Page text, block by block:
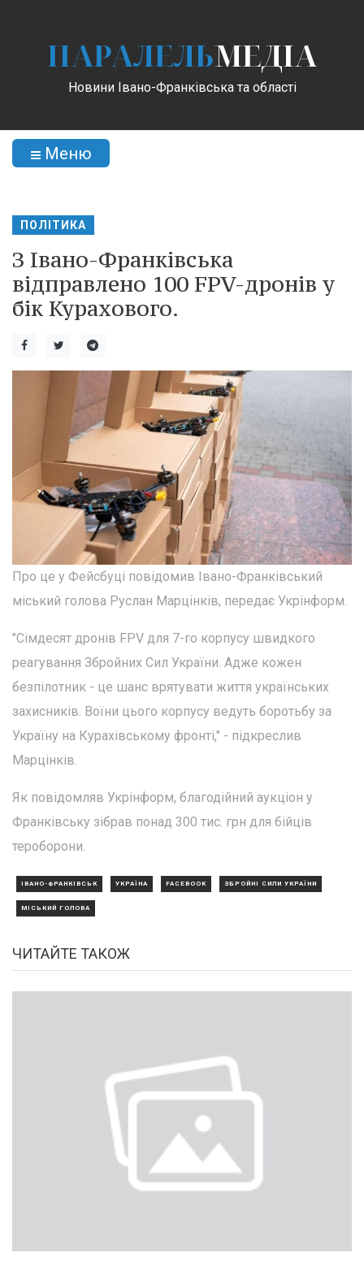
ПАРАЛЕЛЬМЕДІА
Новини Івано-Франківська та області
Меню
ПОЛІТИКА
З Івано-Франківська
відправлено 100 FPV-дронів у
бік Курахового.
Про це у Фейсбуці повідомив Івано-Франківський
міський голова Руслан Марцінків, передає Укрінформ.
"Сімдесят дронів FPV для 7-го корпусу швидкого
реагування Збройних Сил України. Адже кожен
безпілотник - це шанс врятувати життя українських
захисників. Воїни цього корпусу ведуть боротьбу за
Україну на Курахівському фронті," - підкреслив
Марцінків.
Як повідомляв Укрінформ, благодійний аукціон у
Франківську зібрав понад 300 тис. грн для бійців
тероборони.
ІВАНО-ФРАНКІВСЬК УКРАЇНА FACEBOOK ЗБРОЙНІ СИЛИ УКРАЇНИ
МІСЬКИЙ ГОЛОВА
ЧИТАЙТЕ ТАКОЖ